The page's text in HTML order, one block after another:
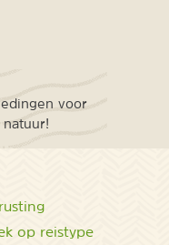
voor
op reistype